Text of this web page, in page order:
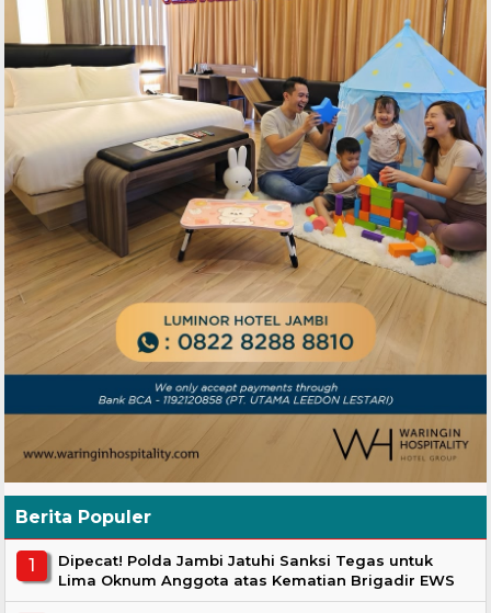
Berita Populer
Dipecat! Polda Jambi Jatuhi Sanksi Tegas untuk
Lima Oknum Anggota atas Kematian Brigadir EWS